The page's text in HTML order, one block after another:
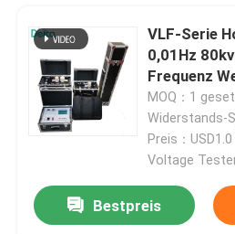
VLF-Serie
0,01Hz
Frequenz
Tester
MOQ：1
Widerstands-
Preis：
Voltage
Bestpreis